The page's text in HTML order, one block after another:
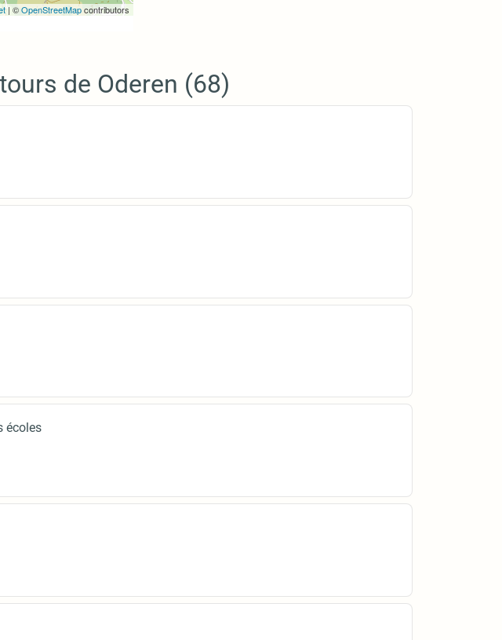
| ©OpenStreetMapcontributors
de Oderen (68)
écoles